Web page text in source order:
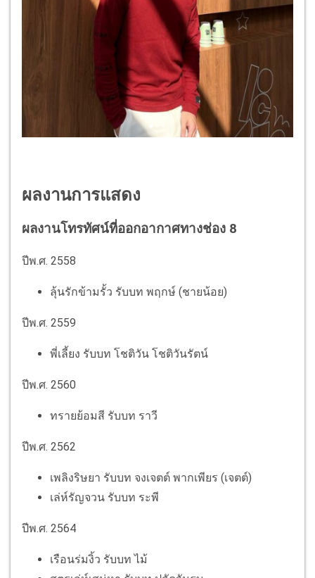
ผลงานการแสดง
ผลงานโทรทัศน์ที่ออกอากาศทางช่อง 8
ปีพ.ศ. 2558
ลุ้นรักข้ามรั้ว รับบท พฤกษ์ (ชายน้อย)
ปีพ.ศ. 2559
พี่เลี้ยง รับบท โชติวัน โชติวันรัตน์
ปีพ.ศ. 2560
ทรายย้อมสี รับบท ราวี
ปีพ.ศ. 2562
เพลิงริษยา รับบท จงเจตต์ พากเพียร (เจตต์)
เล่ห์รัญจวน รับบท ระพี
ปีพ.ศ. 2564
เรือนร่มงิ้ว รับบท ไม้